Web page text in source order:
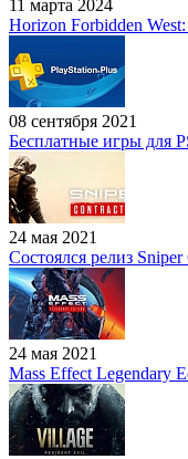
11 марта 2024
Horizon Forbidden
08 сентября 2021
Бесплатные игры для
24 мая 2021
Состоялся релиз
24 мая 2021
Mass Effect Legendary